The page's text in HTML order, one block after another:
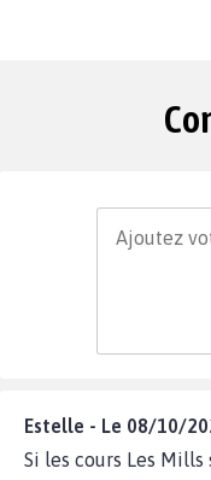
Estelle - Le 08/10/
Si les cours Les Mills